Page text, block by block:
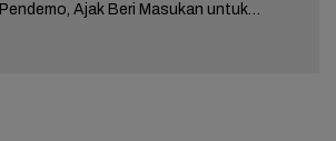
Pendemo, Ajak Beri Masukan untuk